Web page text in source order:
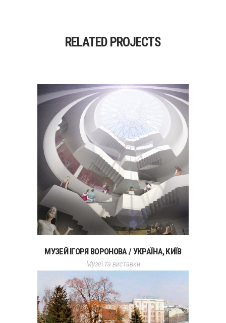
RELATED PROJECTS
МУЗЕЙ ІГОРЯ ВОРОНОВА / УКРАЇНА, КИЇВ
Музеі та виставки